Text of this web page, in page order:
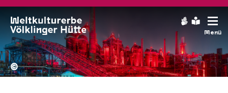
Menü
Thomas Mann
Hochofengruppe in Rot
Copyright:
©